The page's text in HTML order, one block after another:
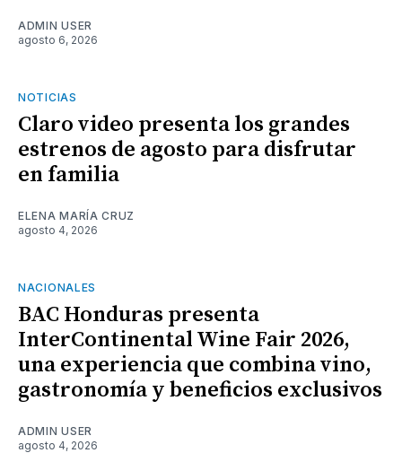
ADMIN USER
agosto 6, 2026
NOTICIAS
Claro video presenta los grandes
estrenos de agosto para disfrutar
en familia
ELENA MARÍA CRUZ
agosto 4, 2026
NACIONALES
BAC Honduras presenta
InterContinental Wine Fair 2026,
una experiencia que combina vino,
gastronomía y beneficios exclusivos
ADMIN USER
agosto 4, 2026